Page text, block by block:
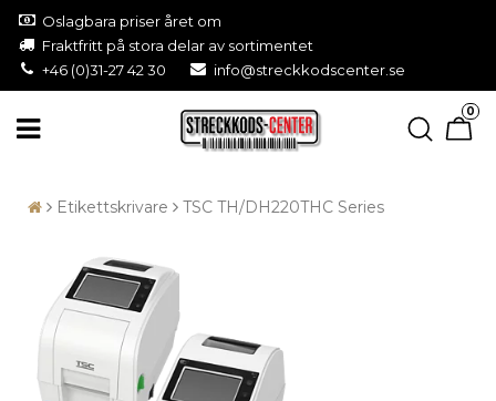
Oslagbara priser året om
Fraktfritt på stora delar av sortimentet
+46 (0)31-27 42 30
info@streckkodscenter.se
0
Etikettskrivare TSC TH/DH220THC Series